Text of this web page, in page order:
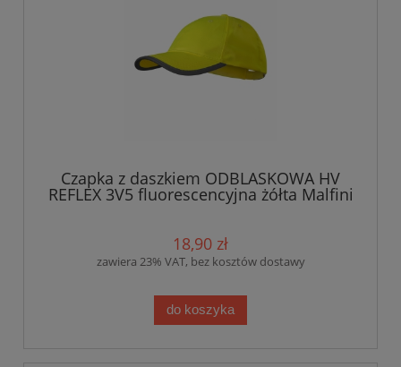
Czapka z daszkiem ODBLASKOWA HV
REFLEX 3V5 fluorescencyjna żółta Malfini
18,90 zł
zawiera 23% VAT, bez kosztów dostawy
do koszyka